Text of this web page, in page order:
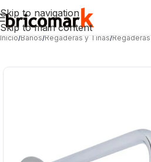
Skip to navigation
Skip to main content
Inicio/Baños/Regaderas y Tinas/Regaderas